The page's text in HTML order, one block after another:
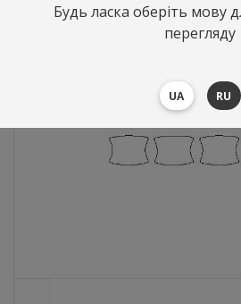
Будь ласка оберіть мову
перегляду
UA RU